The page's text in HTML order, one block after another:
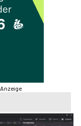
Anzeige